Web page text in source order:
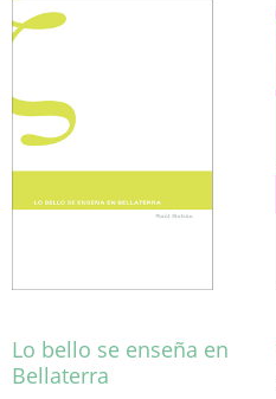
Lo bello se enseña en
Bellaterra